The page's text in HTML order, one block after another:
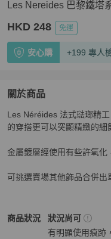
Les Nereides 巴黎鐵塔
HKD 248 免運
安心購 +199 專人
關於商品
關於Les Nereides 巴黎
Les Néréides 法式琺瑯精
的穿搭更可以突顯精緻的細
金屬鍍層經使用有些許氧化
可挑選賣場其他飾品合併出
商品狀況
Les Nereides女士配件商品
狀況尚可
有明顯使用痕跡